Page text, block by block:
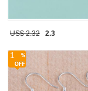
US$ 2.32 2.3
1